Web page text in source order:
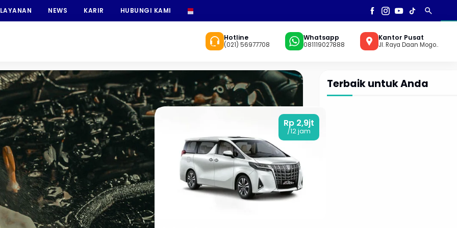
NEWS KARIR HUBUNGI KAMI search
Hotline
(021) 56977708
Whatsapp
081119027888
Kantor Pusat
Jl. Raya Daan Mogo..
Terbaik untuk Anda
Rp 2,9jt
/12 jam